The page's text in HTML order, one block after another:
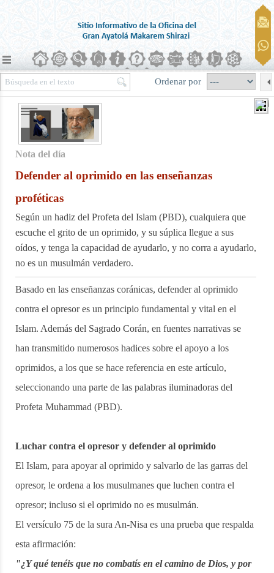
Ordenar por
Nota del día
Defender al oprimido en las enseñanzas
proféticas
Según un hadiz del Profeta del Islam (PBD), cualquiera que
escuche el grito de un oprimido, y su súplica llegue a sus
oídos, y tenga la capacidad de ayudarlo, y no corra a ayudarlo,
no es un musulmán verdadero.
Basado en las enseñanzas coránicas, defender al oprimido
contra el opresor es un principio fundamental y vital en el
Islam. Además del Sagrado Corán, en fuentes narrativas se
han transmitido numerosos hadices sobre el apoyo a los
oprimidos, a los que se hace referencia en este artículo,
seleccionando una parte de las palabras iluminadoras del
Profeta Muhammad (PBD).
Luchar contra el opresor y defender al oprimido
El Islam, para apoyar al oprimido y salvarlo de las garras del
opresor, le ordena a los musulmanes que luchen contra el
opresor; incluso si el oprimido no es musulmán.
El versículo 75 de la sura An-Nisa es una prueba que respalda
esta afirmación:
"¿Y qué tenéis que no combatís en el camino de Dios, y por